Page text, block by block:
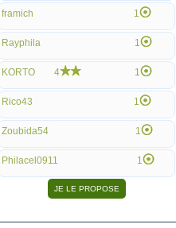
framich 1
Rayphila 1
KORTO 4 1
Rico43 1
Zoubida54 1
Philacel0911 1